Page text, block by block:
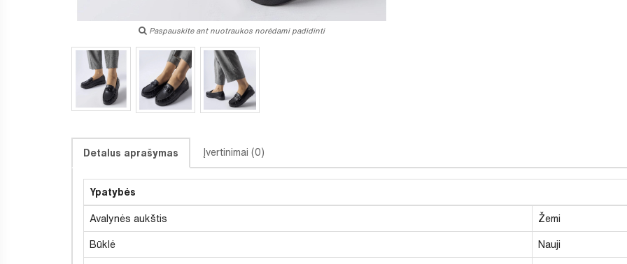
Paspauskite ant nuotraukos norėdami padidinti
Detalus aprašymas Įvertinimai (0)
Ypatybės
Avalynės aukštis Žemi
Būklė Nauji